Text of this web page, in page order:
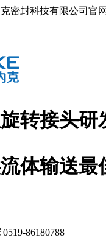
密封科技有限公司官网
转接头研
体输送最
0519-86180788